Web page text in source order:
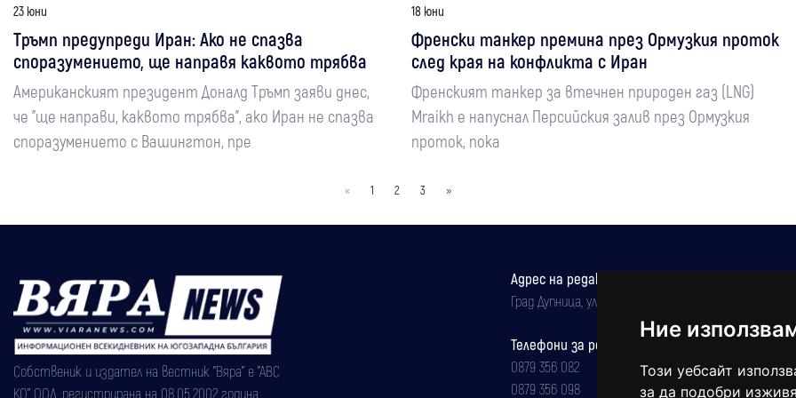
Ние
Този уебсайт
за да подобри
23 юни
Тръмп предупреди Иран: Ако не спазва
споразумението, ще направя каквото трябва
Американският президент Доналд Тръмп заяви днес,
че "ще направи, каквото трябва", ако Иран не спазва
споразумението с Вашингтон, пре
18 юни
Френски танкер премина през Ормузкия проток
след края на конфликта с Иран
Френският танкер за втечнен природен газ (LNG)
Mraikh е напуснал Персийския залив през Ормузкия
проток, пока
« 1 2 3 »
Собственик и издател на вестник "Вяра" е "АВС
КО" ООД, регистрирана на 08.05.2002 година.
Адрес на редакцията
Град Дупница, ул.''Христо Ботев" 43
Телефони за реклама и абонаменти
0879 356 082
0879 356 098